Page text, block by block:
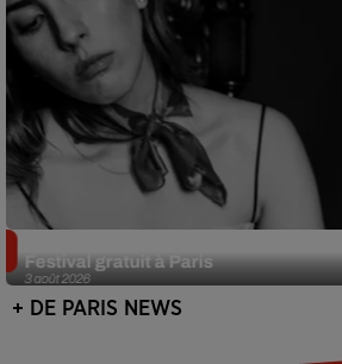
3 août 2026
Festival gratuit à Paris
+ DE PARIS NEWS